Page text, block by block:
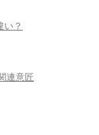
？
連意匠